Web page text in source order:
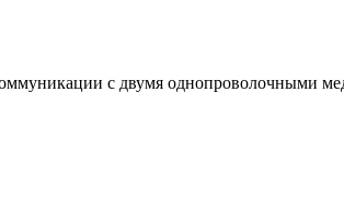
с двумя однопроволочными